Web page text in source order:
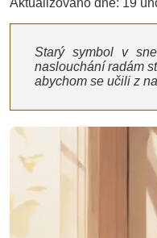
Aktualizováno dne: 19
Starý symbol v
naslouchání radám
abychom se učili z